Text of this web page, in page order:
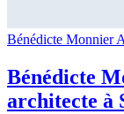
Bénédicte Monnier
Bénédicte
architecte à